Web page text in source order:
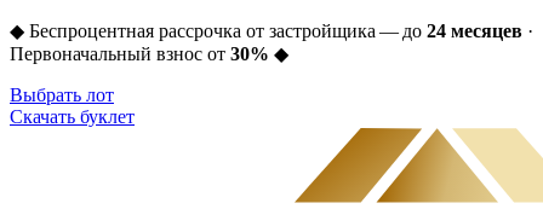
◆ Беспроцентная рассрочка от застройщика — до 24 месяцев ·
Первоначальный взнос от 30% ◆
Выбрать лот
Скачать буклет